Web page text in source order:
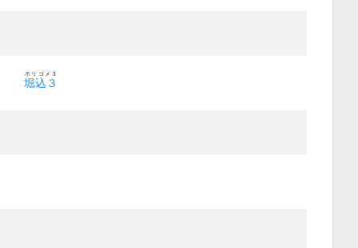
堀込３
ホリゴメ３